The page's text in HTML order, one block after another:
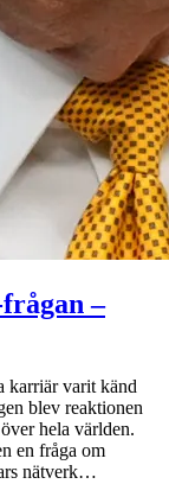
–
karriär varit känd
blev reaktionen
hela världen.
en fråga om
nätverk…